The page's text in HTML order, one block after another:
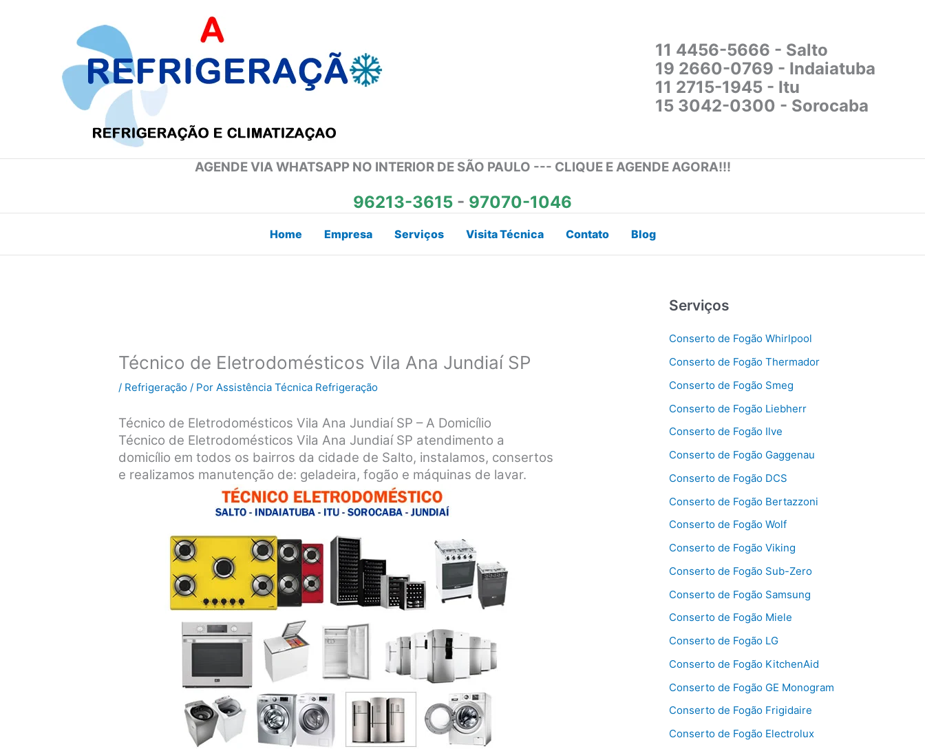
11 4456-5666 - Salto
19 2660-0769 - Indaiatuba
11 2715-1945 - Itu
15 3042-0300 - Sorocaba
AGENDE VIA WHATSAPP NO INTERIOR DE SÃO PAULO --- CLIQUE E AGENDE AGORA!!!
96213-3615 - 97070-1046
Home Empresa Serviços Visita Técnica Contato Blog
Técnico de Eletrodomésticos Vila Ana Jundiaí SP
/ Refrigeração / PorAssistência Técnica Refrigeração
Técnico de Eletrodomésticos Vila Ana Jundiaí SP – A Domicílio
Técnico de Eletrodomésticos Vila Ana Jundiaí SP atendimento a
domicílio em todos os bairros da cidade de Salto, instalamos, consertos
e realizamos manutenção de: geladeira, fogão e máquinas de lavar.
Serviços
Conserto de Fogão Whirlpool
Conserto de Fogão Thermador
Conserto de Fogão Smeg
Conserto de Fogão Liebherr
Conserto de Fogão Ilve
Conserto de Fogão Gaggenau
Conserto de Fogão DCS
Conserto de Fogão Bertazzoni
Conserto de Fogão Wolf
Conserto de Fogão Viking
Conserto de Fogão Sub-Zero
Conserto de Fogão Samsung
Conserto de Fogão Miele
Conserto de Fogão LG
Conserto de Fogão KitchenAid
Conserto de Fogão GE Monogram
Conserto de Fogão Frigidaire
Conserto de Fogão Electrolux